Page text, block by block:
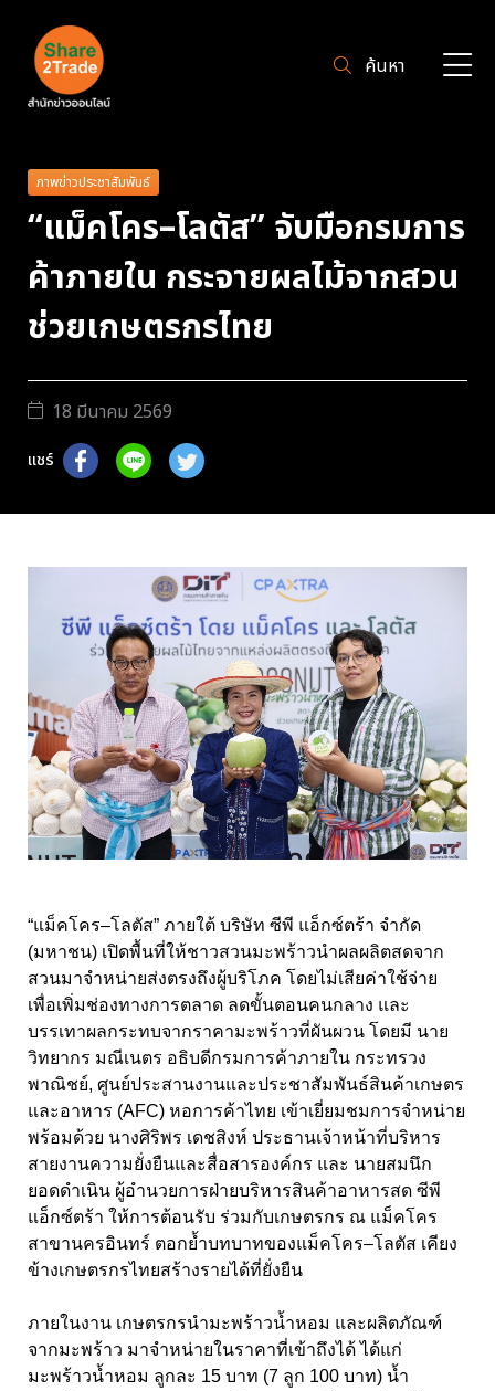
ค้นหา
ภาพข่าวประชาสัมพันธ์
“แม็คโคร–โลตัส” จับมือกรมการ
ค้าภายใน กระจายผลไม้จากสวน
ช่วยเกษตรกรไทย
18 มีนาคม 2569
แชร์
“แม็คโคร–โลตัส” ภายใต้ บริษัท ซีพี แอ็กซ์ตร้า จำกัด
(มหาชน) เปิดพื้นที่ให้ชาวสวนมะพร้าวนำผลผลิตสดจาก
สวนมาจำหน่ายส่งตรงถึงผู้บริโภค โดยไม่เสียค่าใช้จ่าย
เพื่อเพิ่มช่องทางการตลาด ลดขั้นตอนคนกลาง และ
บรรเทาผลกระทบจากราคามะพร้าวที่ผันผวน โดยมี นาย
วิทยากร มณีเนตร อธิบดีกรมการค้าภายใน กระทรวง
พาณิชย์, ศูนย์ประสานงานและประชาสัมพันธ์สินค้าเกษตร
และอาหาร (AFC) หอการค้าไทย เข้าเยี่ยมชมการจำหน่าย
พร้อมด้วย นางศิริพร เดชสิงห์ ประธานเจ้าหน้าที่บริหาร
สายงานความยั่งยืนและสื่อสารองค์กร และ นายสมนึก
ยอดดำเนิน ผู้อำนวยการฝ่ายบริหารสินค้าอาหารสด ซีพี
แอ็กซ์ตร้า ให้การต้อนรับ ร่วมกับเกษตรกร ณ แม็คโคร
สาขานครอินทร์ ตอกย้ำบทบาทของแม็คโคร–โลตัส เคียง
ข้างเกษตรกรไทยสร้างรายได้ที่ยั่งยืน
ภายในงาน เกษตรกรนำมะพร้าวน้ำหอม และผลิตภัณฑ์
จากมะพร้าว มาจำหน่ายในราคาที่เข้าถึงได้ ได้แก่
มะพร้าวน้ำหอม ลูกละ 15 บาท (7 ลูก 100 บาท) น้ำ